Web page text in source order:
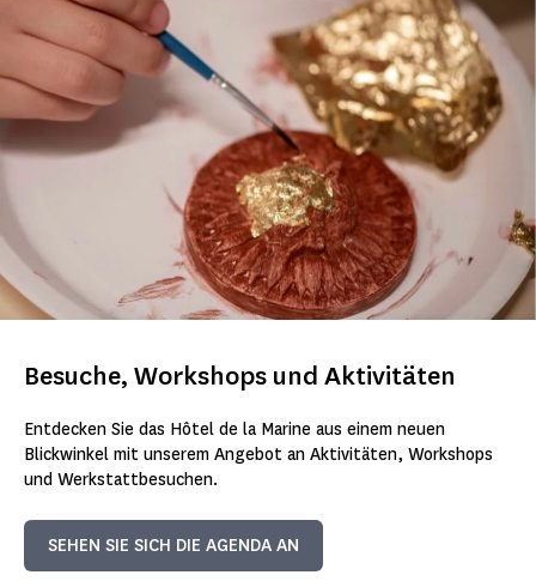
Besuche, Workshops und Aktivitäten
Entdecken Sie das Hôtel de la Marine aus einem neuen
Blickwinkel mit unserem Angebot an Aktivitäten, Workshops
und Werkstattbesuchen.
SEHEN SIE SICH DIE AGENDA AN